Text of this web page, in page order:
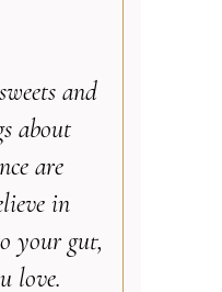
and
about
are
in
your gut,
love.